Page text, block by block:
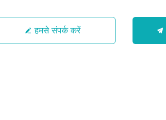
हमसे संपर्क करें